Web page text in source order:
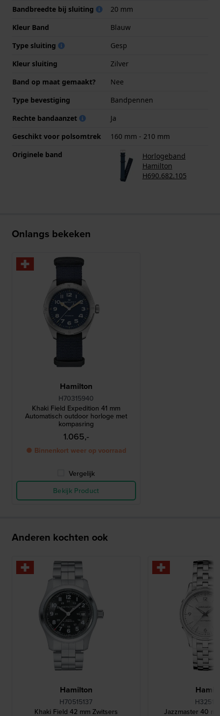
Bandbreedte bij sluiting
20 mm
Kleur Band
Blauw
Type sluiting
Gesp
Kleur sluiting
Zilver
Band op maat gemaakt?
Nee
Type bevestiging
Bandpennen
Rechte bandaanzet
Ja
Geschikt voor polsomtrek
160 mm - 210 mm
Originele band
Horlogeband
Hamilton
H690.682.105
Onlangs bekeken
Hamilton
H70315940
Khaki Field Expedition 41 mm
Automatisch outdoor horloge met
kompasring
1.065,-
● Binnenkort weer op voorraad
Vergelijk
Bekijk Product
Anderen kochten ook
Hamilton
H70515137
Khaki Field 42 mm Zwitsers
Jazzmaster 40